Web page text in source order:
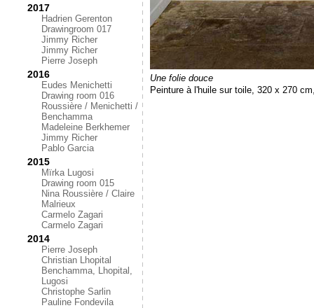
2017
Hadrien Gerenton
Drawingroom 017
Jimmy Richer
Jimmy Richer
Pierre Joseph
2016
Eudes Menichetti
Drawing room 016
Roussière / Menichetti /
Benchamma
Madeleine Berkhemer
Jimmy Richer
Pablo Garcia
2015
Mïrka Lugosi
Drawing room 015
Nina Roussière / Claire
Malrieux
Carmelo Zagari
Carmelo Zagari
2014
Pierre Joseph
Christian Lhopital
Benchamma, Lhopital,
Lugosi
Christophe Sarlin
Pauline Fondevila
Une folie douce
Peinture à l'huile sur toile, 320 x 270